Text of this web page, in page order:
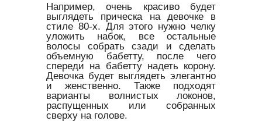
Например, очень красиво будет
выглядеть прическа на девочке в
стиле 80-х. Для этого нужно челку
уложить набок, все остальные
волосы собрать сзади и сделать
объемную бабетту, после чего
спереди на бабетту надеть корону.
Девочка будет выглядеть элегантно
и женственно. Также подходят
варианты волнистых локонов,
распущенных или собранных
сверху на голове.